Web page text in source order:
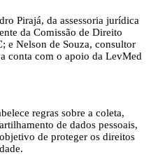
Pirajá, da assessoria jurídica
da Comissão de Direito
e Nelson de Souza, consultor
conta com o apoio da LevMed
regras sobre a coleta,
de dados pessoais,
de proteger os direitos